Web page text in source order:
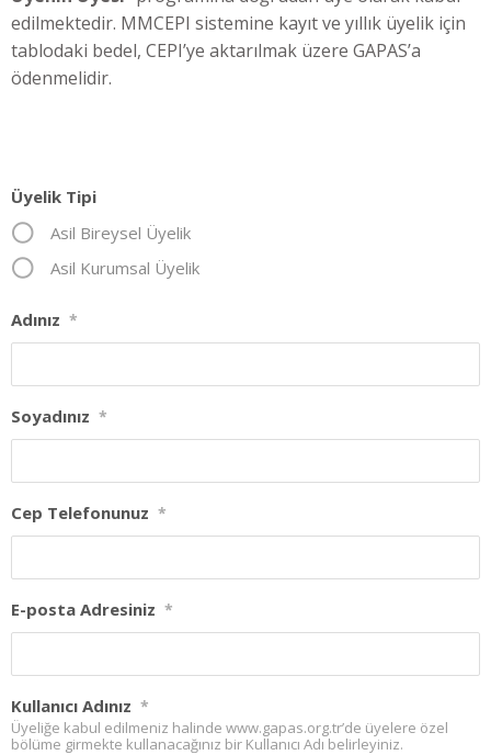
edilmektedir. MMCEPI sistemine kayıt ve yıllık üyelik için
tablodaki bedel, CEPI’ye aktarılmak üzere GAPAS’a
ödenmelidir.
Üyelik Tipi
Asil Bireysel Üyelik
Asil Kurumsal Üyelik
Adınız *
Soyadınız *
Cep Telefonunuz *
E-posta Adresiniz *
Kullanıcı Adınız *
Üyeliğe kabul edilmeniz halinde www.gapas.org.tr’de üyelere özel
bölüme girmekte kullanacağınız bir Kullanıcı Adı belirleyiniz.